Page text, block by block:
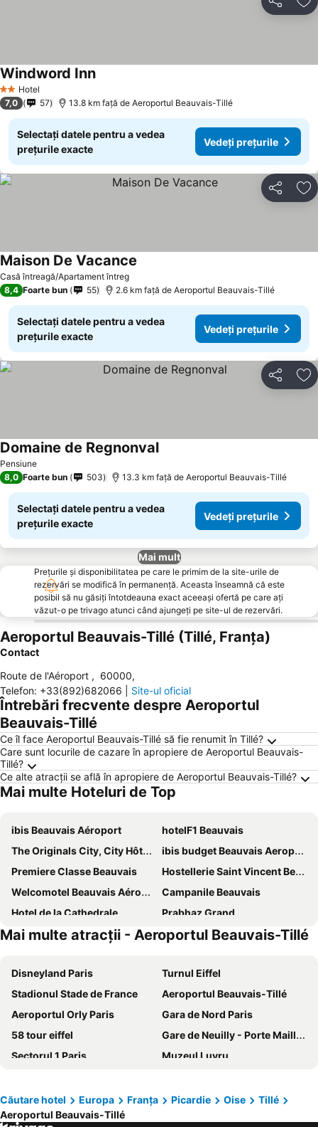
Distribuiți
2 SteleHotel
Windword Inn
7,0 57 13.8 km faţă de Aeroportul Beauvais-Tillé
Selectați datele pentru a vedea
prețurile exacte
Vedeți prețurile
Distribuiți
Casă întreagă/Apartament întreg
Maison De Vacance
8,4 Foarte bun 55 2.6 km faţă de Aeroportul Beauvais-Tillé
Selectați datele pentru a vedea
prețurile exacte
Vedeți prețurile
Distribuiți
Pensiune
Domaine de Regnonval
8,0 Foarte bun 503 13.3 km faţă de Aeroportul Beauvais-Tillé
Selectați datele pentru a vedea
prețurile exacte
Vedeți prețurile
Mai mult
Prețurile și disponibilitatea pe care le primim de la site-urile de
rezervări se modifică în permanență. Aceasta înseamnă că este
posibil să nu găsiți întotdeauna exact aceeași ofertă pe care ați
văzut-o pe trivago atunci când ajungeți pe site-ul de rezervări.
Aeroportul Beauvais-Tillé (Tillé, Franţa)
Contact
Route de l'Aéroport , 60000,
Telefon: +33(892)682066 Site-ul oficial
Întrebări frecvente despre Aeroportul
Beauvais-Tillé
Ce îl face Aeroportul Beauvais-Tillé să fie renumit în Tillé?
Care sunt locurile de cazare în apropiere de Aeroportul Beauvais-
Tillé?
Ce alte atracții se află în apropiere de Aeroportul Beauvais-Tillé?
Mai multe Hoteluri de Top
ibis Beauvais Aéroport
hotelF1 Beauvais
The Originals City, City Hôtel, Beauvais
ibis budget Beauvais Aeroport
Premiere Classe Beauvais
Hostellerie Saint Vincent Beauvais Aeroport
Welcomotel Beauvais Aéroport
Campanile Beauvais
Hotel de la Cathedrale
Prabhaz Grand
Kyriad Beauvais Sud
B&B HOTEL Beauvais
Hôtel du Nord
Chenal Hotel
Hotel du Cygne
Mai multe atracții - Aeroportul Beauvais-Tillé
Disneyland Paris
Turnul Eiffel
Stadionul Stade de France
Aeroportul Beauvais-Tillé
Aeroportul Orly Paris
Gara de Nord Paris
58 tour eiffel
Gare de Neuilly - Porte Maillot Metro Station
Sectorul 1 Paris
Muzeul Luvru
Aeroportul int. Charles de Gaulle Paris
Dealul Montmartre
Cartierul Latin
Căutare hotel Europa Franţa Picardie Oise
Tillé
Aeroportul Beauvais-Tillé